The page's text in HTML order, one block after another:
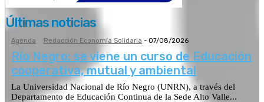
Últimas noticias
Agenda Redacción Economía Solidaria - 07/08/2026
Río Negro: se viene un curso de Educación
cooperativa, mutual y ambiental
La Universidad Nacional de Río Negro (UNRN), a través del
Departamento de Educación Continua de la Sede Alto Valle...